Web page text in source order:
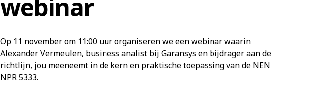
webinar
Op 11 november om 11:00 uur organiseren we een webinar waarin
Alexander Vermeulen, business analist bij Garansys en bijdrager aan de
richtlijn, jou meeneemt in de kern en praktische toepassing van de NEN
NPR 5333.